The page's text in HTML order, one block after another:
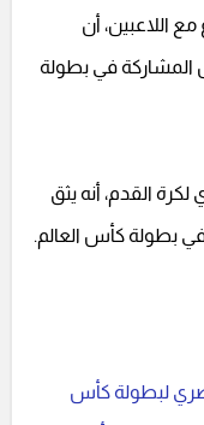
اللاعبين، أن
المشاركة في بطولة
القدم، أنه يثق
بطولة كأس العالم.
لبطولة كأس